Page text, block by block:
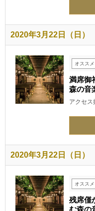
2020年3月22日（日）
オスス
満席御
森の音
アクセ
2020年3月22日（日）
オスス
残席僅